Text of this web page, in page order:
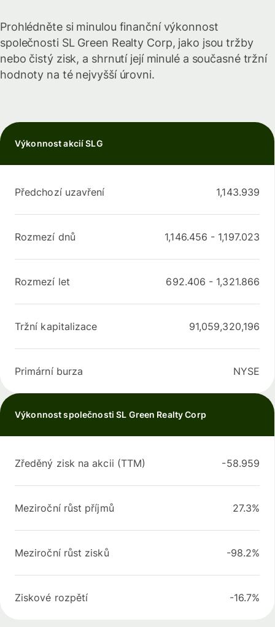
Prohlédněte si minulou finanční výkonnost
společnosti SL Green Realty Corp, jako jsou tržby
nebo čistý zisk, a shrnutí její minulé a současné tržní
hodnoty na té nejvyšší úrovni.
Výkonnost akcií SLG
Předchozí uzavření 1,143.939
Rozmezí dnů 1,146.456 - 1,197.023
Rozmezí let 692.406 - 1,321.866
Tržní kapitalizace 91,059,320,196
Primární burza NYSE
Výkonnost společnosti SL Green Realty Corp
Zředěný zisk na akcii (TTM) -58.959
Meziroční růst příjmů 27.3%
Meziroční růst zisků -98.2%
Ziskové rozpětí -16.7%